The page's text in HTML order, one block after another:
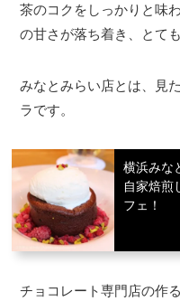
茶のコクをしっかりと味
の甘さが落ち着き、とて
みなとみらい店とは、見
ラです。
横浜みな
自家焙煎
フェ！
チョコレート専門店の作